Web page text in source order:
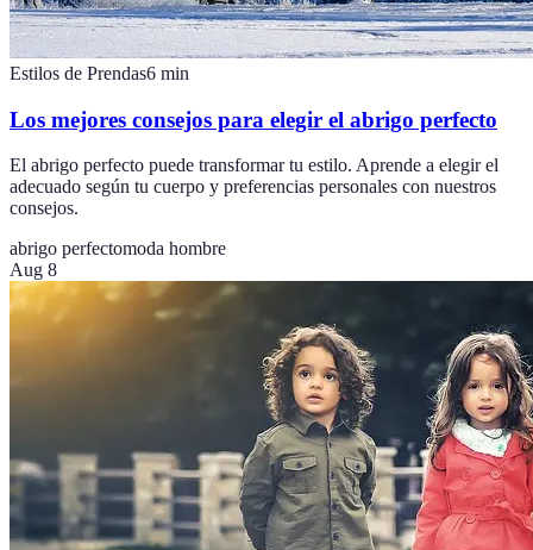
Estilos de Prendas6 min
Los mejores consejos para elegir el abrigo perfecto
El abrigo perfecto puede transformar tu estilo. Aprende a elegir el
adecuado según tu cuerpo y preferencias personales con nuestros
consejos.
abrigo perfectomoda hombre
Aug 8